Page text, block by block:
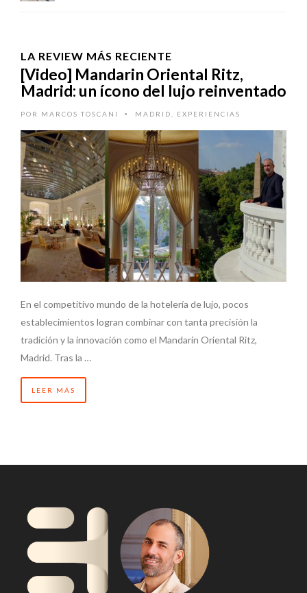
LA REVIEW MÁS RECIENTE
[Video] Mandarin Oriental Ritz,
Madrid: un ícono del lujo reinventado
POR MARCOS TOSCANI • MADRID EXPERIENCIAS
En el competitivo mundo de la hotelería de lujo, pocos
establecimientos logran combinar con tanta precisión la
tradición y la innovación como el Mandarin Oriental Ritz,
Madrid. Tras la …
LEER MÁS